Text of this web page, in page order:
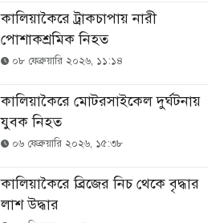
কালিয়াকৈরে ট্রাকচাপায় নারী
পোশাকশ্রমিক নিহত
০৮ ফেব্রুয়ারি ২০২৬, ১১:১৪
কালিয়াকৈরে মোটরসাইকেল দুর্ঘটনায়
যুবক নিহত
০৬ ফেব্রুয়ারি ২০২৬, ১৫:৩৮
কালিয়াকৈরে ব্রিজের নিচ থেকে বৃদ্ধার
লাশ উদ্ধার